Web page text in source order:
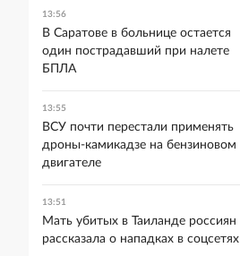
13:56
В Саратове в больнице остается
один пострадавший при налете
БПЛА
13:55
ВСУ почти перестали применять
дроны-камикадзе на бензиновом
двигателе
13:51
Мать убитых в Таиланде россиян
рассказала о нападках в соцсетях